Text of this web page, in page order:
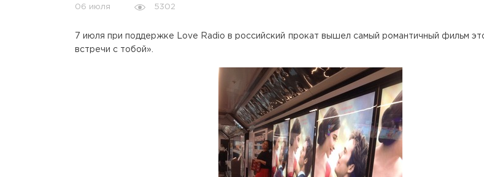
06 июля 5302
7 июля при поддержке Love Radio в российский прокат вышел самый романтичный фильм
встречи с тобой».